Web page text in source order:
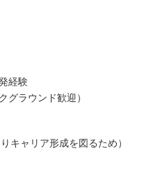
経験
グラウンド歓迎）
キャリア形成を図るため）